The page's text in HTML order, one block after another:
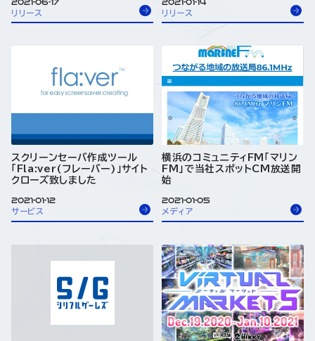
リリース リリース
スクリーンセーバ作成ツール
「Fla:ver(フレーバー)」サイト
クローズ致しました
2021-01-12
サービス
横浜のコミュニティFM「マリン
FM」で当社スポットCM放送開
始
2021-01-05
メディア